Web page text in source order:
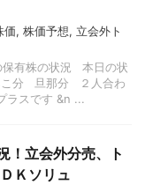
価, 株価予想, 立会外ト
保有株の状況 本日の状
こ分 旦那分 ２人合わ
ラスです &n ...
！立会外分売、ト
Ｋソリュ